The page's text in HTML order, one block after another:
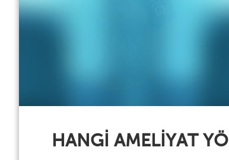
HANGİ AMELİYAT